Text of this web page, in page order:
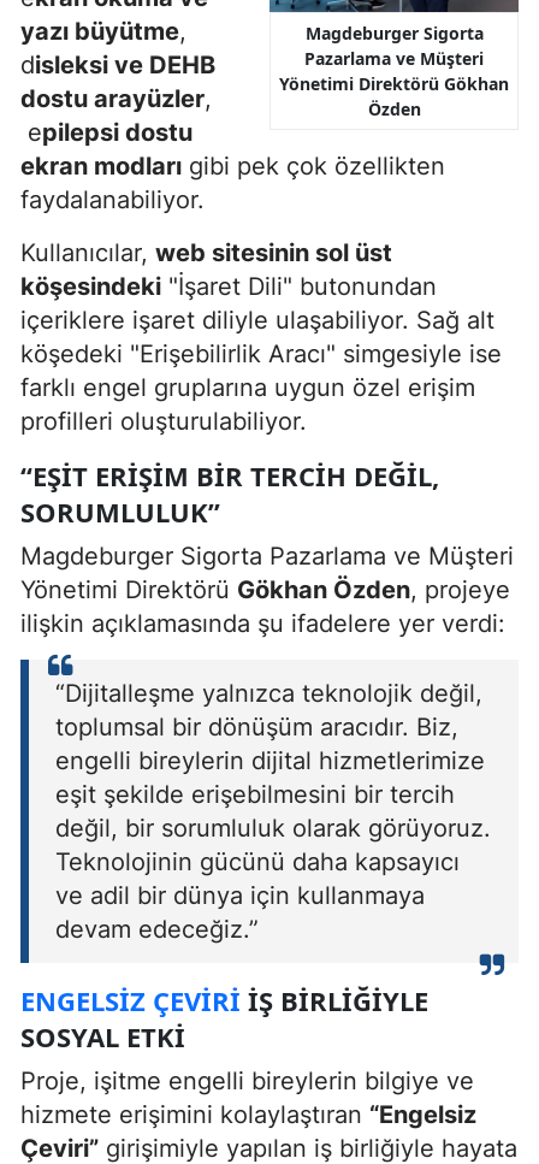
Magdeburger Sigorta
Pazarlama ve Müşteri
Yönetimi Direktörü Gökhan
Özden
yazı büyütme,
disleksi ve DEHB
dostu arayüzler,
epilepsi dostu
ekran modları gibi pek çok özellikten
faydalanabiliyor.
Kullanıcılar, web sitesinin sol üst
köşesindeki "İşaret Dili" butonundan
içeriklere işaret diliyle ulaşabiliyor. Sağ alt
köşedeki "Erişebilirlik Aracı" simgesiyle ise
farklı engel gruplarına uygun özel erişim
profilleri oluşturulabiliyor.
“EŞIT ERIŞIM BIR TERCIH DEĞIL,
SORUMLULUK”
Magdeburger Sigorta Pazarlama ve Müşteri
Yönetimi Direktörü Gökhan Özden, projeye
ilişkin açıklamasında şu ifadelere yer verdi:
“Dijitalleşme yalnızca teknolojik değil,
toplumsal bir dönüşüm aracıdır. Biz,
engelli bireylerin dijital hizmetlerimize
eşit şekilde erişebilmesini bir tercih
değil, bir sorumluluk olarak görüyoruz.
Teknolojinin gücünü daha kapsayıcı
ve adil bir dünya için kullanmaya
devam edeceğiz.”
ENGELSIZ ÇEVIRI İŞ BIRLIĞIYLE
SOSYAL ETKI
Proje, işitme engelli bireylerin bilgiye ve
hizmete erişimini kolaylaştıran “Engelsiz
Çeviri” girişimiyle yapılan iş birliğiyle hayata